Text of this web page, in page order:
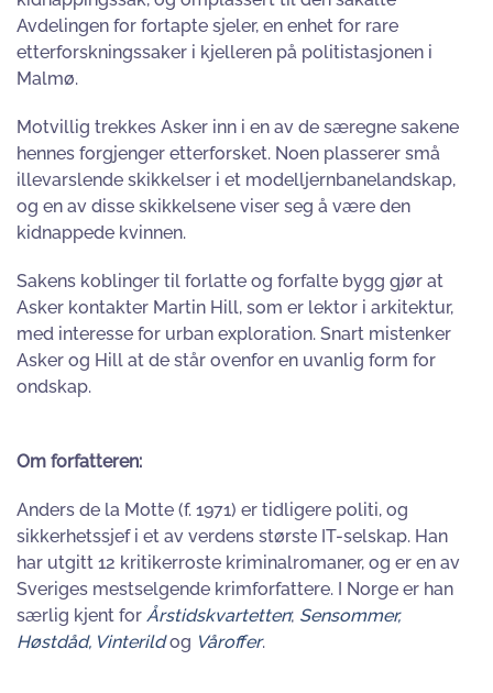
Avdelingen for fortapte sjeler, en enhet for rare
etterforskningssaker i kjelleren på politistasjonen i
Malmø.
Motvillig trekkes Asker inn i en av de særegne sakene
hennes forgjenger etterforsket. Noen plasserer små
illevarslende skikkelser i et modelljernbanelandskap,
og en av disse skikkelsene viser seg å være den
kidnappede kvinnen.
Sakens koblinger til forlatte og forfalte bygg gjør at
Asker kontakter Martin Hill, som er lektor i arkitektur,
med interesse for urban exploration. Snart mistenker
Asker og Hill at de står ovenfor en uvanlig form for
ondskap.
Om forfatteren:
Anders de la Motte (f. 1971) er tidligere politi, og
sikkerhetssjef i et av verdens største IT-selskap. Han
har utgitt 12 kritikerroste kriminalromaner, og er en av
Sveriges mestselgende krimforfattere. I Norge er han
særlig kjent for Årstidskvartetten; Sensommer,
Høstdåd, Vinterildog Våroffer.